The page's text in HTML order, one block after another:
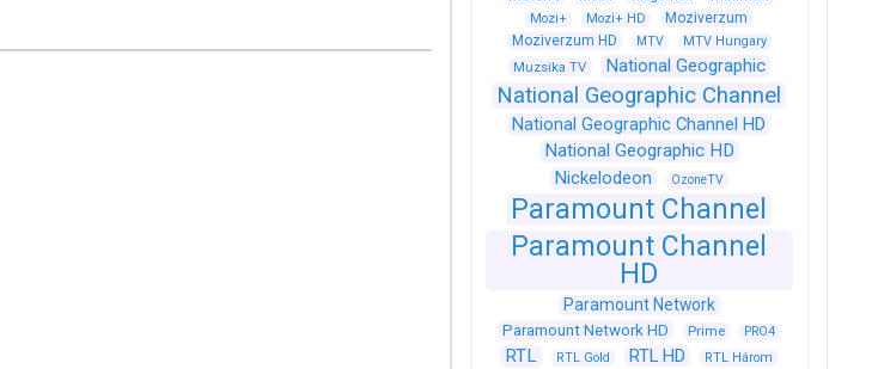
Mozi+ Mozi+ HD
Moziverzum
Moziverzum HD
MTV MTV Hungary
Muzsika TV National Geographic
National Geographic Channel
National Geographic Channel HD
National Geographic HD
Nickelodeon
OzoneTV
Paramount Channel
Paramount Channel
HD
Paramount Network
Paramount Network HD Prime PRO4
RTL RTL Gold RTL HD RTL Három